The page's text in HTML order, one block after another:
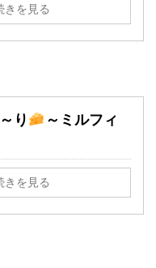
きを見る
り
～ミルフィ
きを見る